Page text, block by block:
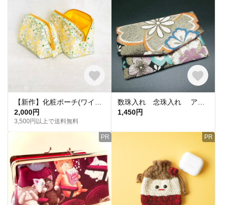
2,000円
3,500円以上で送料無料
1,450円
PR PR